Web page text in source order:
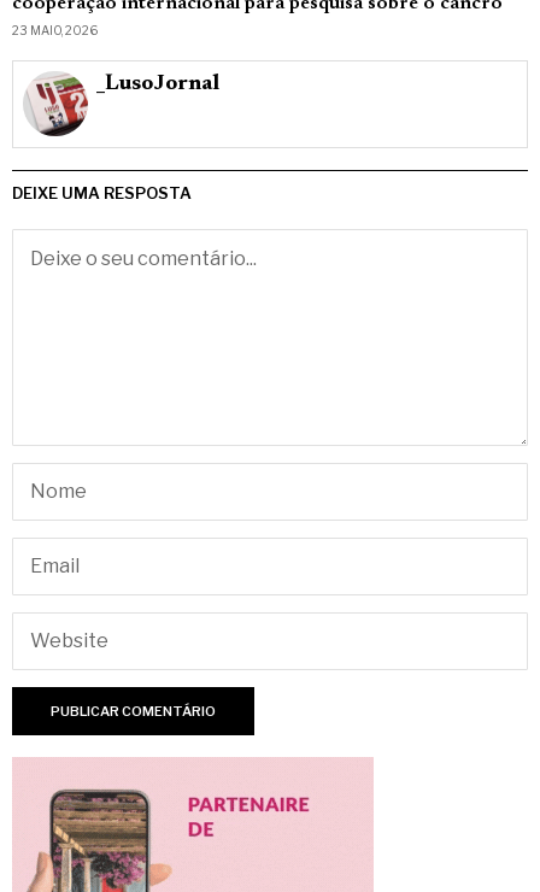
23 MAIO, 2026
_LusoJornal
DEIXE UMA RESPOSTA